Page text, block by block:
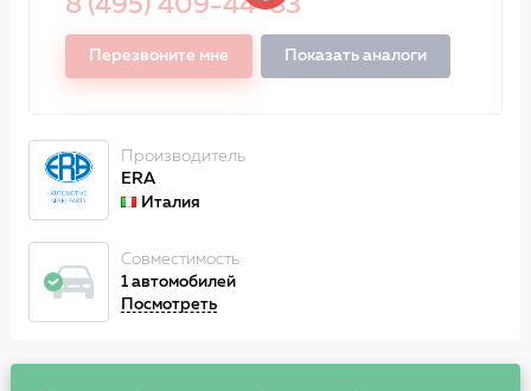
8 (495) 409-44-83
Перезвоните мне Показать аналоги
Производитель
ERA
Италия
Совместимость
1 автомобилей
Посмотреть